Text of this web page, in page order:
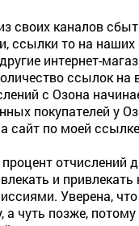
своих каналов
ссылки то на наших
интернет-
ссылок
с Озона
покупателей у
по моей
отчислений
и
Уверена,
чуть позже,